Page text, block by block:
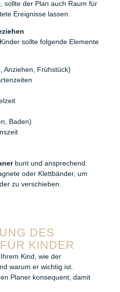
sollte der Plan auch Raum für
Ereignisse lassen.
sollte folgende Elemente
Anziehen, Frühstück)
Baden)
bunt und ansprechend.
oder Klettbänder, um
zu verschieben.
DES
KINDER
Kind, wie der
warum er wichtig ist.
Planer konsequent, damit